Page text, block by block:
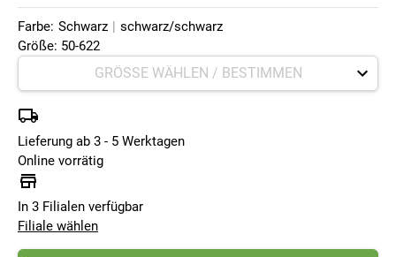
Farbe: Schwarz | schwarz/schwarz
Größe: 50-622
Lieferung ab 3 - 5 Werktagen
Online vorrätig
In 3 Filialen verfügbar
Filiale wählen